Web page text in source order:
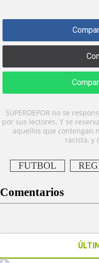
SUPERDEPOR no se
por sus lectores. Y se
aquellos que contengan
racista, y
FUTBOL
Comentarios